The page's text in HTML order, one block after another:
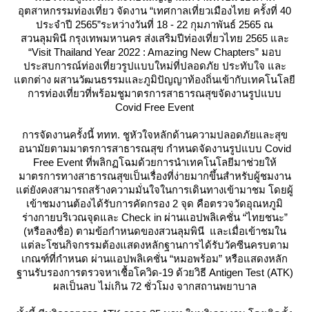
อุตสาหกรรมท่องเที่ยว จัดงาน “เทศกาลเที่ยวเมืองไทย ครั้งที่ 40
ประจำปี 2565”ระหว่างวันที่ 18 - 22 กุมภาพันธ์ 2565 ณ
สวนลุมพินี กรุงเทพมหานคร ส่งเสริมปีท่องเที่ยวไทย 2565 และ
“Visit Thailand Year 2022 : Amazing New Chapters” มอบ
ประสบการณ์ท่องเที่ยวรูปแบบใหม่ที่ปลอดภัย ประทับใจ และ
ตกต่าง ผสานวัฒนธรรมและภูมิปัญญาท้องถิ่นเข้ากับเทคโนโลยี
การท่องเที่ยวที่พร้อมชูมาตรการสาธารณสุขจัดงานรูปแบบ
Covid Free Event
การจัดงานครั้งนี้ ททท. ชูหัวใจหลักด้านความปลอดภัยและสุข
อนามัยตามมาตรการสาธารณสุข กำหนดจัดงานรูปแบบ Covid
Free Event ที่พลิกฏโฉมด้วยการนำเทคโนโลยีมาช่วยให้
มาตรการทางสาธารณสุขเป็นเรื่องที่ง่ายมากขึ้นสำหรับผู้ชมงาน
ต่ยังคงสามารถสร้างความมั่นใจในการเดินทางเข้ามาชม โดยผู้
เข้าชมงานต้องได้รับการคัดกรอง 2 จุด คือตรวจวัดอุณหภูมิ
ร่างกายบริเวณจุดและ Check in ผ่านแอปพลิเคชั่น “ไทยชนะ”
(หรือลงชื่อ) ตามข้อกำหนดของสวนลุมพินี และเมื่อเข้าชมใน
ต่ละโซนกิจกรรมต้องแสดงหลักฐานการได้รับวัคซีนครบตาม
เกณฑ์ที่กำหนด ผ่านแอปพลิเคชั่น “หมอพร้อม” หรือแสดงหลัก
ฐานรับรองการตรวจหาเชื้อโควิด-19 ด้วยวิธี Antigen Test (ATK)
ผลเป็นลบ ไม่เกิน 72 ชั่วโมง จากสถานพยาบาล